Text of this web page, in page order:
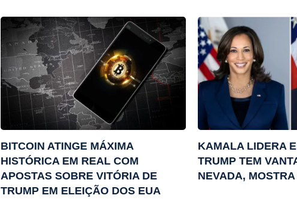
BITCOIN ATINGE MÁXIMA
HISTÓRICA EM REAL COM
APOSTAS SOBRE VITÓRIA DE
TRUMP EM ELEIÇÃO DOS EUA
KAMALA LIDERA
TRUMP TEM
NEVADA,